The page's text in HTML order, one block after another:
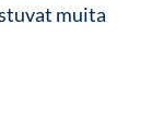
muita